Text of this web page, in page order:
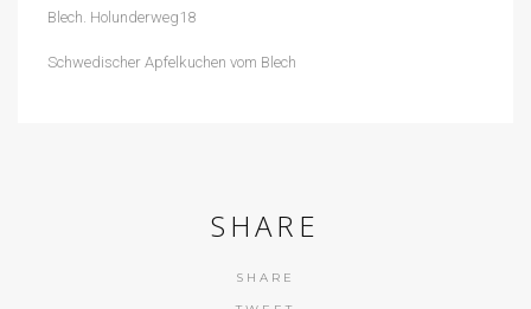
Schwedischer Apfelkuchen vom Blech
SHARE
SHARE